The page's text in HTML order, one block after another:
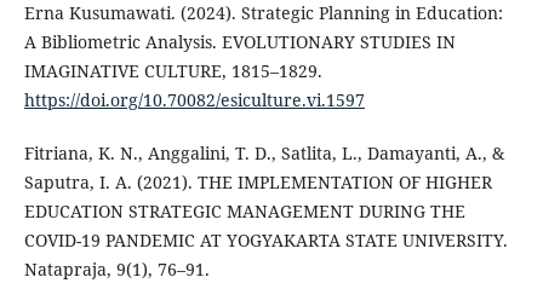
Erna Kusumawati. (2024). Strategic Planning in Education:
A Bibliometric Analysis. EVOLUTIONARY STUDIES IN
IMAGINATIVE CULTURE, 1815–1829.
https://doi.org/10.70082/esiculture.vi.1597
Fitriana, K. N., Anggalini, T. D., Satlita, L., Damayanti, A., &
Saputra, I. A. (2021). THE IMPLEMENTATION OF HIGHER
EDUCATION STRATEGIC MANAGEMENT DURING THE
COVID-19 PANDEMIC AT YOGYAKARTA STATE UNIVERSITY.
Natapraja, 9(1), 76–91.